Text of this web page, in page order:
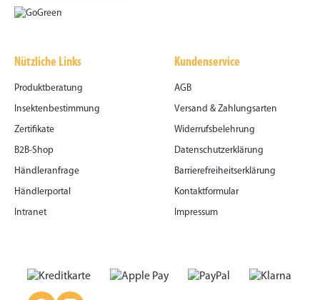
Nützliche Links
Produktberatung
Insektenbestimmung
Zertifikate
B2B-Shop
Händleranfrage
Händlerportal
Intranet
Kundenservice
AGB
Versand & Zahlungsarten
Widerrufsbelehrung
Datenschutzerklärung
Barrierefreiheitserklärung
Kontaktformular
Impressum